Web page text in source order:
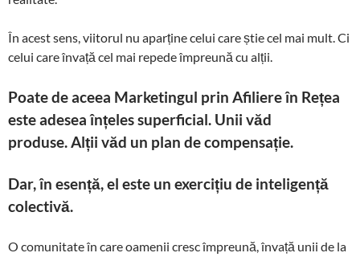
În acest sens, viitorul nu aparține celui care știe cel mai mult. Ci
celui care învață cel mai repede împreună cu alții.
Poate de aceea Marketingul prin Afiliere în Rețea
este adesea înțeles superficial. Unii văd
produse. Alții văd un plan de compensație.
Dar, în esență, el este un exercițiu de inteligență
colectivă.
O comunitate în care oamenii cresc împreună, învață unii de la